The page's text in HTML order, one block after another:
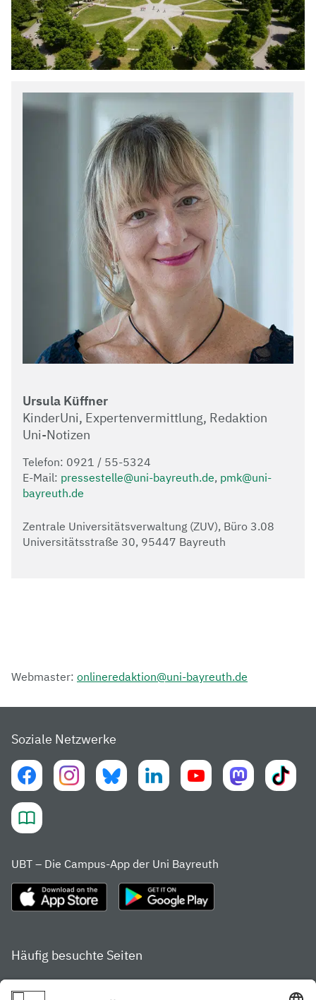
Ursula Küffner
KinderUni, Expertenvermittlung, Redaktion
Uni-Notizen
Telefon: 0921 / 55-5324
E-Mail: pressestelle@uni-bayreuth.de, pmk@uni-
bayreuth.de
Zentrale Universitätsverwaltung (ZUV), Büro 3.08
Universitätsstraße 30, 95447 Bayreuth
Webmaster: onlineredaktion@uni-bayreuth.de
Soziale Netzwerke
UBT – Die Campus-App der Uni Bayreuth
Häufig besuchte Seiten
Studienportal
Studiengangsfinder